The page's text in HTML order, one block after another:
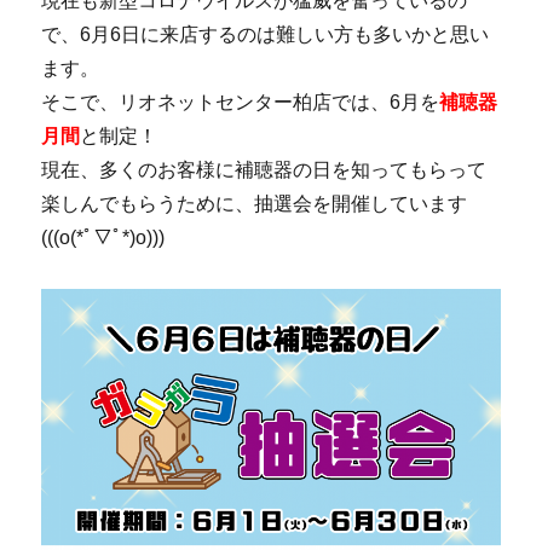
で、6月6日に来店するのは難しい方も多いかと思い
ます。
そこで、リオネットセンター柏店では、6月を補聴器
月間 と制定！
現在、多くのお客様に補聴器の日を知ってもらって
楽しんでもらうために、抽選会を開催しています
(((o(*ﾟ▽ﾟ*)o)))